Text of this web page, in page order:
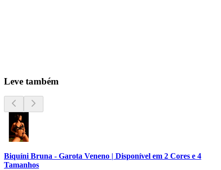
Leve também
Biquíni Bruna - Garota Veneno | Disponível em 2 Cores e 4
Tamanhos